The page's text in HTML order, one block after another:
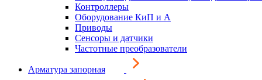
Контроллеры
Оборудование КиП и А
Приводы
Сенсоры и датчики
Частотные преобразователи
Арматура запорная